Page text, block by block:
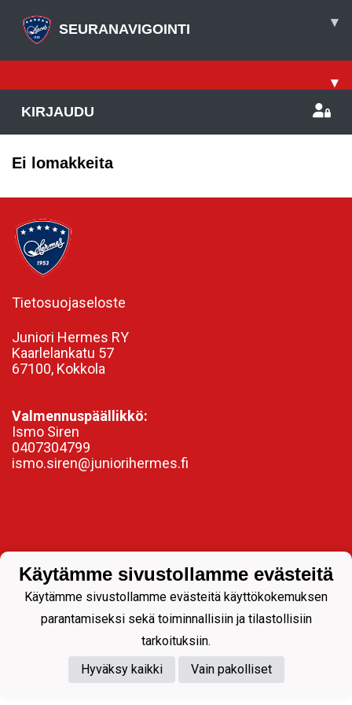
SEURANAVIGOINTI ▾
▾
KIRJAUDU
Ei lomakkeita
Tietosuojaseloste
Juniori Hermes RY
Kaarlelankatu 57
67100, Kokkola
Valmennuspäällikkö:
Ismo Siren
0407304799
ismo.siren@juniorihermes.fi
Powered by
Käytämme sivustollamme evästeitä
Käytämme sivustollamme evästeitä käyttökokemuksen
parantamiseksi sekä toiminnallisiin ja tilastollisiin
tarkoituksiin.
Hyväksy kaikki
Vain pakolliset